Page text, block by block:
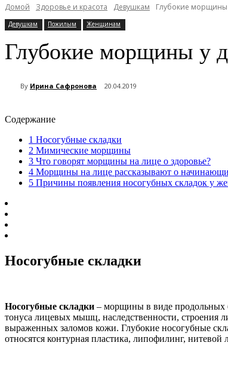
Домой Здоровье и красота Девушкам Глубокие морщины
Девушкам Пожилым Женщинам
Глубокие морщины у
By Ирина Сафронова 20.04.2019
Содержание
1 Носогубные складки
2 Мимические морщины
3 Что говорят морщины на лице о здоровье?
4 Морщины на лице рассказывают о
5 Причины появления носогубных складок у
Носогубные складки
Носогубные складки – морщины в виде продольных
тонуса лицевых мышц, наследственности, строения
выраженных заломов кожи. Глубокие носогубные
относятся контурная пластика, липофилинг,